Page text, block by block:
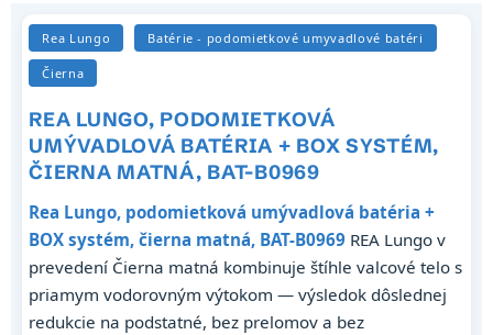
Rea Lungo Batérie - podomietkové umyvadlové batéri
Čierna
REA LUNGO, PODOMIETKOVÁ
UMÝVADLOVÁ BATÉRIA + BOX SYSTÉM,
ČIERNA MATNÁ, BAT-B0969
Rea Lungo, podomietková umývadlová batéria +
BOX systém, čierna matná, BAT-B0969 REA Lungo v
prevedení Čierna matná kombinuje štíhle valcové telo s
priamym vodorovným výtokom — výsledok dôslednej
redukcie na podstatné, bez prelomov a bez